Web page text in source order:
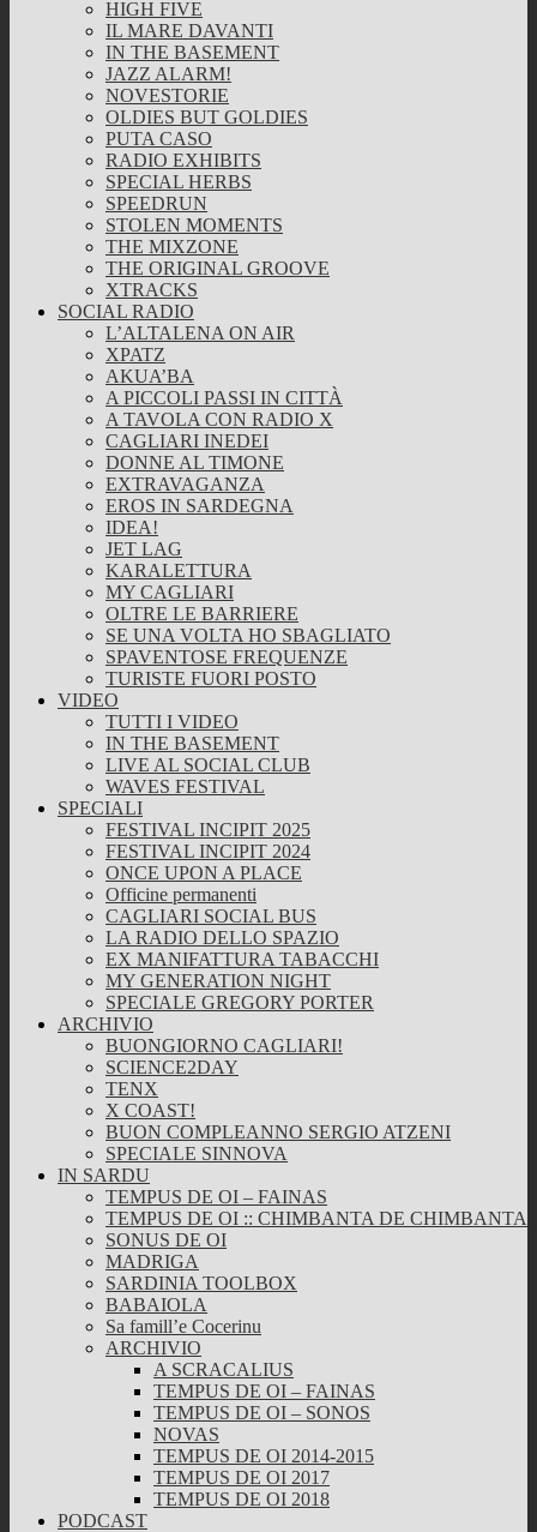
HIGH FIVE
IL MARE DAVANTI
IN THE BASEMENT
JAZZ ALARM!
NOVESTORIE
OLDIES BUT GOLDIES
PUTA CASO
RADIO EXHIBITS
SPECIAL HERBS
SPEEDRUN
STOLEN MOMENTS
THE MIXZONE
THE ORIGINAL GROOVE
XTRACKS
SOCIAL RADIO
L’ALTALENA ON AIR
XPATZ
AKUA’BA
A PICCOLI PASSI IN CITTÀ
A TAVOLA CON RADIO X
CAGLIARI INEDEI
DONNE AL TIMONE
EXTRAVAGANZA
EROS IN SARDEGNA
IDEA!
JET LAG
KARALETTURA
MY CAGLIARI
OLTRE LE BARRIERE
SE UNA VOLTA HO SBAGLIATO
SPAVENTOSE FREQUENZE
TURISTE FUORI POSTO
VIDEO
TUTTI I VIDEO
IN THE BASEMENT
LIVE AL SOCIAL CLUB
WAVES FESTIVAL
SPECIALI
FESTIVAL INCIPIT 2025
FESTIVAL INCIPIT 2024
ONCE UPON A PLACE
Officine permanenti
CAGLIARI SOCIAL BUS
LA RADIO DELLO SPAZIO
EX MANIFATTURA TABACCHI
MY GENERATION NIGHT
SPECIALE GREGORY PORTER
ARCHIVIO
BUONGIORNO CAGLIARI!
SCIENCE2DAY
TENX
X COAST!
BUON COMPLEANNO SERGIO ATZENI
SPECIALE SINNOVA
IN SARDU
TEMPUS DE OI – FAINAS
TEMPUS DE OI :: CHIMBANTA DE CHIMBANTA
SONUS DE OI
MADRIGA
SARDINIA TOOLBOX
BABAIOLA
Sa famill’e Cocerinu
ARCHIVIO
A SCRACALIUS
TEMPUS DE OI – FAINAS
TEMPUS DE OI – SONOS
NOVAS
TEMPUS DE OI 2014-2015
TEMPUS DE OI 2017
TEMPUS DE OI 2018
PODCAST